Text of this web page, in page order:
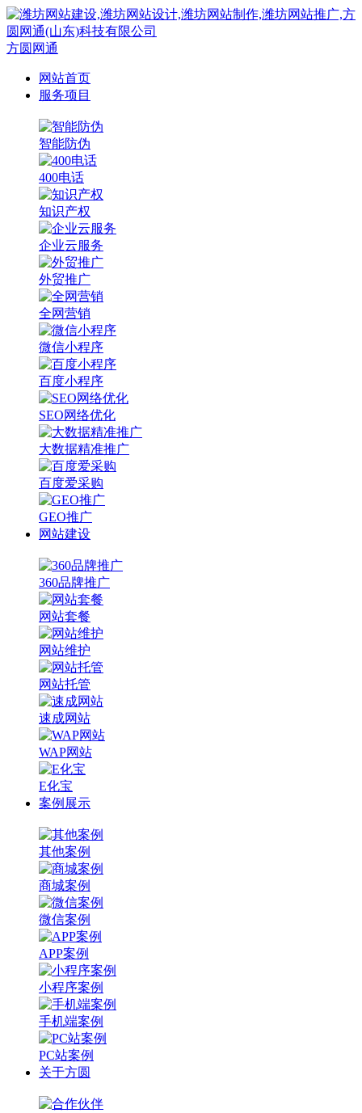
方圆网通
网站首页
服务项目
智能防伪
400电话
知识产权
企业云服务
外贸推广
全网营销
微信小程序
百度小程序
SEO网络优化
大数据精准推广
百度爱采购
GEO推广
网站建设
360品牌推广
网站套餐
网站维护
网站托管
速成网站
WAP网站
E化宝
案例展示
其他案例
商城案例
微信案例
APP案例
小程序案例
手机端案例
PC站案例
关于方圆